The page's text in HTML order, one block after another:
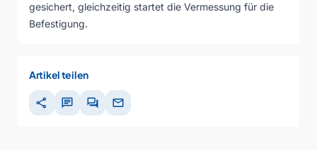
gesichert, gleichzeitig startet die Vermessung für die
Befestigung.
Artikel teilen
share chat forum mail